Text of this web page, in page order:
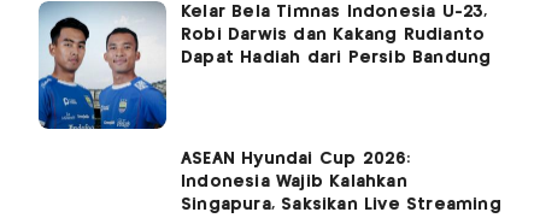
Kelar Bela Timnas Indonesia U-23,
Robi Darwis dan Kakang Rudianto
Dapat Hadiah dari Persib Bandung
ASEAN Hyundai Cup 2026:
Indonesia Wajib Kalahkan
Singapura, Saksikan Live Streaming